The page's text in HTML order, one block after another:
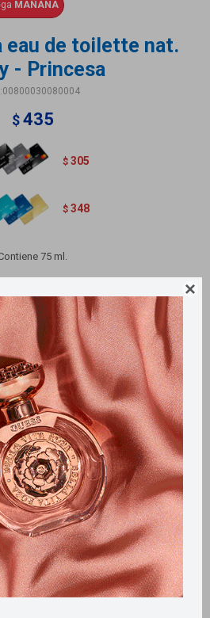

MAÑANA
eau de toilette nat.
- Princesa
00800030080004
$ 435
$ 305
$ 348
75 ml.
y costos de envío
gratuitos en tiendas
te pueden interesar